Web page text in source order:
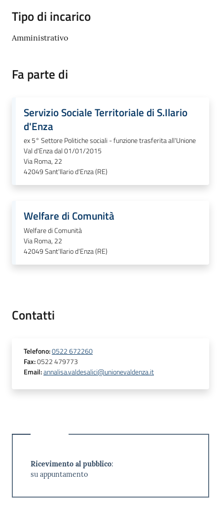
p
g
A
argomenti...
Seguici
su
Tipo di incarico
Amministrativo
Fa parte di
Servizio Sociale Territoriale di S.Ilario
d'Enza
ex 5° Settore Politiche sociali - funzione trasferita all'Unione
Val d'Enza dal 01/01/2015
Via Roma, 22
42049Sant'Ilario d'Enza (RE)
Welfare di Comunità
Welfare di Comunità
Via Roma, 22
42049Sant'Ilario d'Enza (RE)
Contatti
Telefono:0522 672260
Fax:0522 479773
Email:annalisa.valdesalici@unionevaldenza.it
Ricevimento al pubblico:
su appuntamento